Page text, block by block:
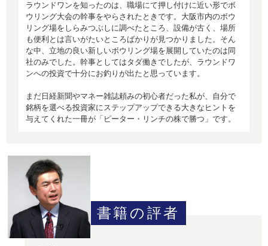
ラウンドワンを知ったのは、職場にて押し付けに近い形でボ
ウリング大会の幹事をやらされたときです。大阪市内のボウ
リング場をしらみつぶしに調べたところ、設備が古く、場所
も便利とは言いがたいところばかりが見つかりました。そん
な中、立地の良い新しいボウリング場を展開していたのは同
社のみでした。幹事としてはタダ働きでしたが、ラウンドワ
ンへの投資で十分にお釣りが出たと思っています。
まだ日経新聞やマネー雑誌頼みの初心者だった私が、自分で
銘柄を選べる投資家にステップアップできる大きなヒントを
与えてくれた一冊が「ピーター・リンチの株で勝つ」です。
書籍の評者